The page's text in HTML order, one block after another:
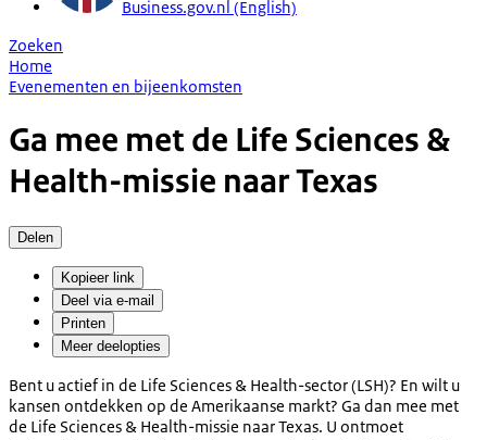
Business.gov.nl (English)
Zoeken
Home
Evenementen en bijeenkomsten
Ga mee met de Life Sciences &
Health-missie naar Texas
Delen
Kopieer link
Deel via e-mail
Printen
Meer deelopties
Bent u actief in de Life Sciences & Health-sector (LSH)? En wilt u
kansen ontdekken op de Amerikaanse markt? Ga dan mee met
de Life Sciences & Health-missie naar Texas. U ontmoet